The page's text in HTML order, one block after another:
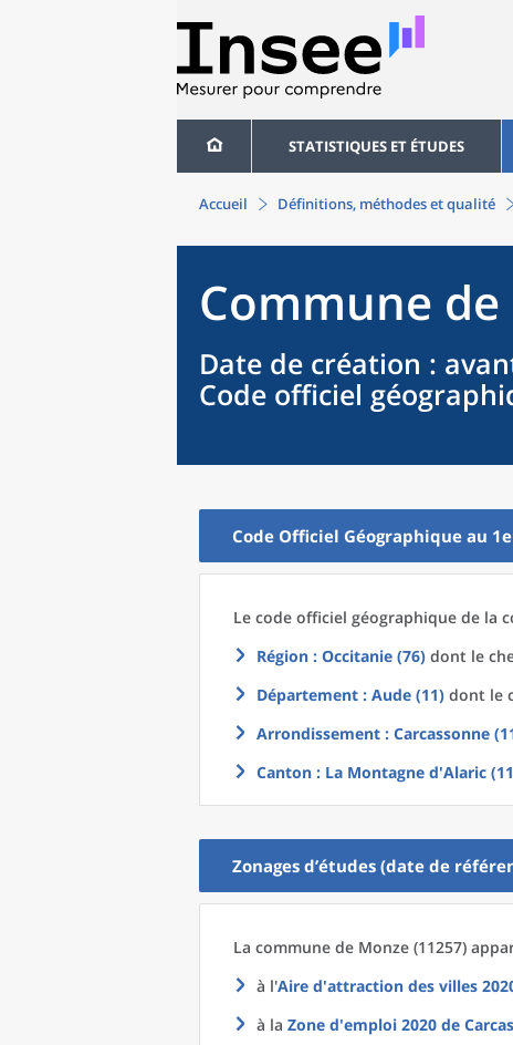
STATISTIQUES ET ÉTUDES
Accueil Définitions, méthodes et qualité
Commune de
Date de création :
Code officiel
Code Officiel Géographique au
Le code officiel géographique de la
Région : Occitanie (76) dont le
Département : Aude (11) dont le
Arrondissement : Carcassonne
Canton : La Montagne d'Alaric
Zonages d’études (date de
La commune de Monze (11257)
à l'Aire d'attraction des villes
à la Zone d'emploi 2020 de